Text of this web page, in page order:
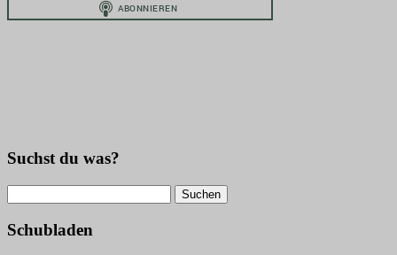
Suchst du was?
nach:
Schubladen